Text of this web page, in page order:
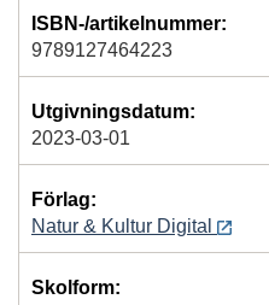
ISBN-/artikelnummer:
9789127464223
Utgivningsdatum:
2023-03-01
Förlag:
Natur & Kultur Digital
Skolform: